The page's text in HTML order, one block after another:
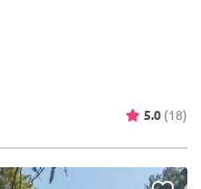
5.0 (18)